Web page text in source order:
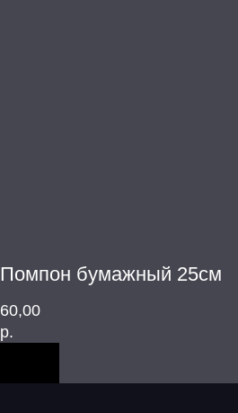
Помпон бумажный 25см
60,00
р.